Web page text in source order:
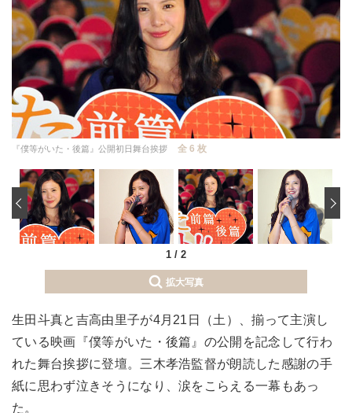
『僕等がいた・後篇』公開初日舞台挨拶 全 6 枚
1 / 2
‹
拡大写真
生田斗真と吉高由里子が4月21日（土）、揃って主演し
ている映画『僕等がいた・後篇』の公開を記念して行わ
れた舞台挨拶に登壇。三木孝浩監督が朗読した感謝の手
紙に思わず泣きそうになり、涙をこらえる一幕もあっ
た。